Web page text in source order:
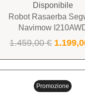
Disponibile
Robot Rasaerba
Navimow
1.459,00€
Promozione